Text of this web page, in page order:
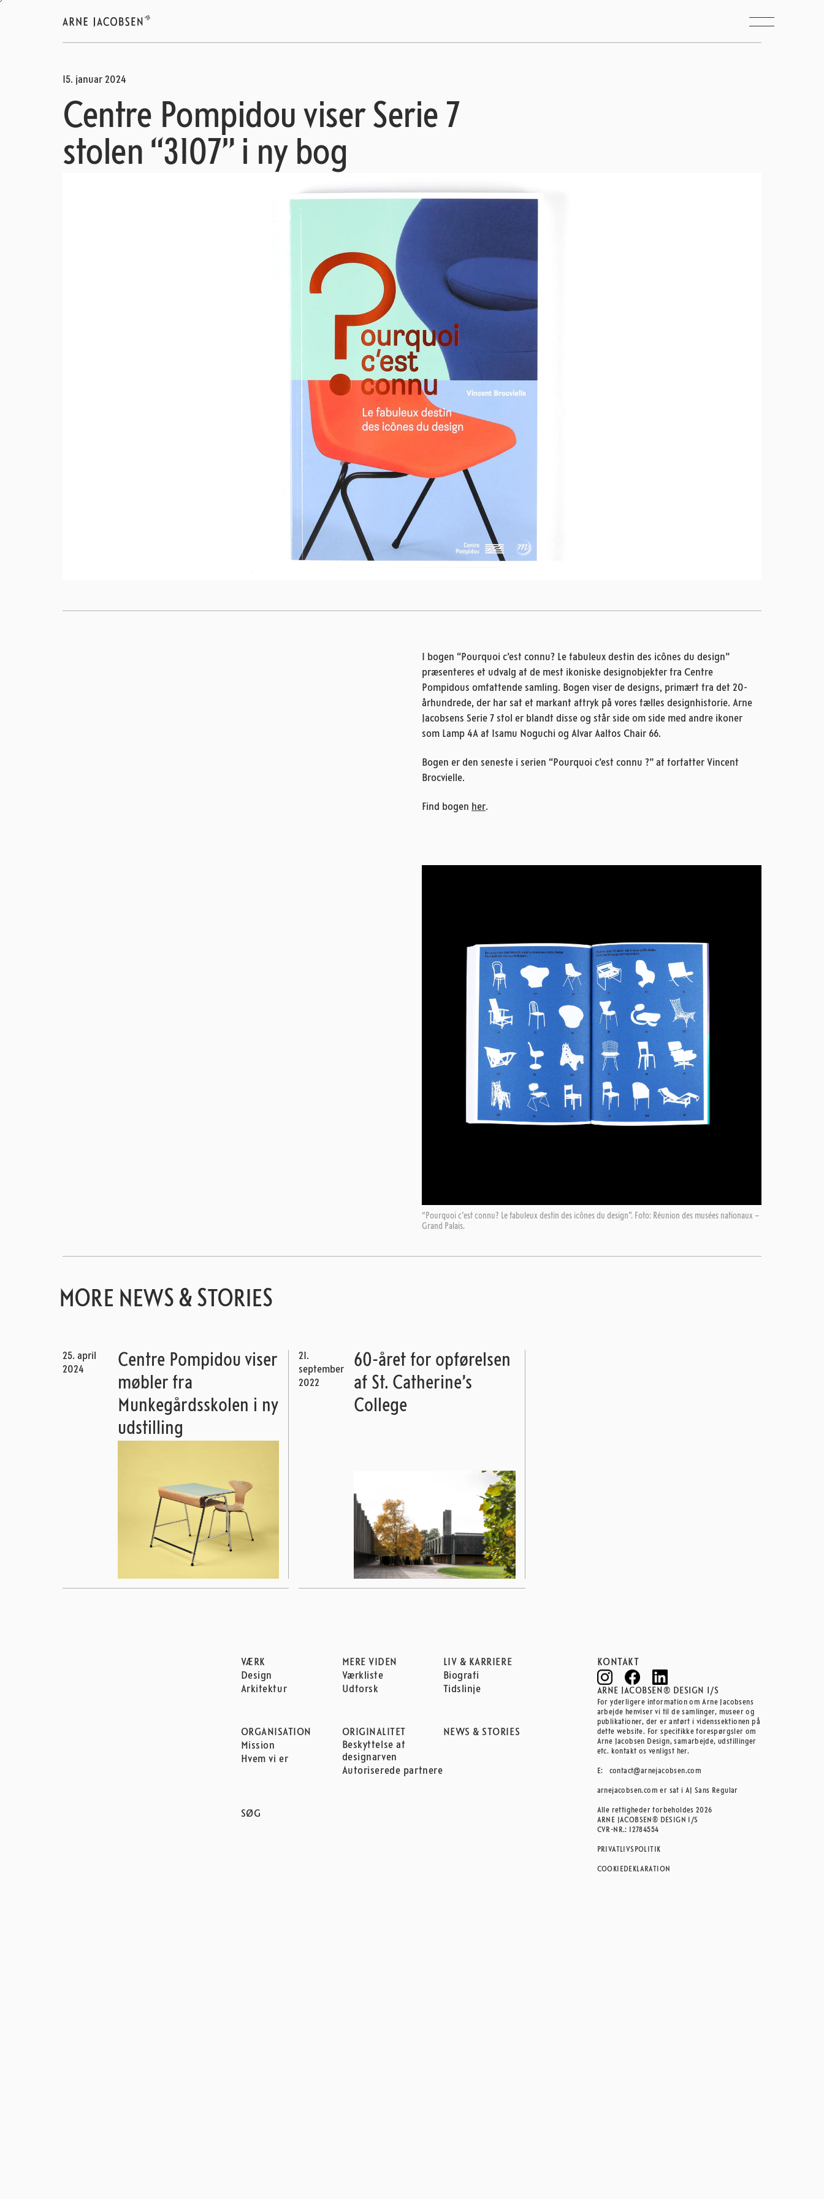
15. januar 2024
Centre Pompidou viser Serie 7
stolen “3107” i ny bog
I bogen “Pourquoi c’est connu? Le fabuleux destin des icônes du design”
præsenteres et udvalg af de mest ikoniske designobjekter fra Centre
Pompidous omfattende samling. Bogen viser de designs, primært fra det 20-
århundrede, der har sat et markant aftryk på vores fælles designhistorie. Arne
Jacobsens Serie 7 stol er blandt disse og står side om side med andre ikoner
som Lamp 4A af Isamu Noguchi og Alvar Aaltos Chair 66.
Bogen er den seneste i serien “Pourquoi c’est connu ?” af forfatter Vincent
Brocvielle.
Find bogen her.
“Pourquoi c’est connu? Le fabuleux destin des icônes du design”. Foto: Réunion des musées nationaux –
Grand Palais.
MORE NEWS & STORIES
25. april
2024
Centre Pompidou viser
møbler fra
Munkegårdsskolen i ny
udstilling
21.
september
2022
60-året for opførelsen
af St. Catherine’s
College
VÆRK
Design
Arkitektur
MERE VIDEN
Værkliste
Udforsk
LIV & KARRIERE
Biografi
Tidslinje
ORGANISATION
Mission
Hvem vi er
ORIGINALITET
Beskyttelse af
designarven
Autoriserede partnere
NEWS & STORIES
SØG
KONTAKT
ARNE JACOBSEN® DESIGN I/S
For yderligere information om Arne Jacobsens
arbejde henviser vi til de samlinger, museer og
publikationer, der er anført i videnssektionen på
dette website. For specifikke forespørgsler om
Arne Jacobsen Design, samarbejde, udstillinger
etc. kontakt os venligst her.
E: contact@arnejacobsen.com
arnejacobsen.com er sat i AJ Sans Regular
Alle rettigheder forbeholdes 2026
ARNE JACOBSEN® DESIGN I/S
CVR-NR.: 12784554
PRIVATLIVSPOLITIK
COOKIEDEKLARATION